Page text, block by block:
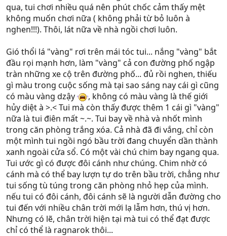
qua, tui chơi nhiều quá nên phút chốc cảm thấy mệt
không muốn chơi nữa ( không phải từ bỏ luôn à
nghen!!!). Thôi, lát nữa về nhà ngồi chơi luôn.
Gió thổi lá "vàng" rơi trên mái tóc tui... nắng "vàng" bắt
đầu rọi mạnh hơn, làm "vàng" cả con đường phố ngập
tràn những xe cộ trên đường phố... đủ rồi nghen, thiếu
gì màu trong cuộc sống mà tại sao sáng nay cái gì cũng
có màu vàng dzậy
, không có màu vàng là thế giới
hủy diệt à >.< Tui mà còn thấy được thêm 1 cái gì "vàng"
nữa là tui điên mất ~.~. Tui bay về nhà và nhốt mình
trong căn phòng trắng xóa. Cả nhà đã đi vắng, chỉ còn
một mình tui ngồi ngó bầu trời đang chuyển dần thành
xanh ngoài cửa sổ. Có một vài chú chim bay ngang qua.
Tui ước gì có được đôi cánh như chúng. Chim nhờ có
cánh mà có thể bay lượn tự do trên bầu trời, chẳng như
tui sống tù túng trong căn phòng nhỏ hẹp của mình.
nếu tui có đôi cánh, đôi cánh sẽ là người dẫn đường cho
tui đến với nhiều chân trời mới lạ lẫm hơn, thú vị hơn.
Nhưng có lẽ, chân trời hiện tại mà tui có thể đạt được
chỉ có thể là ragnarok thôi...